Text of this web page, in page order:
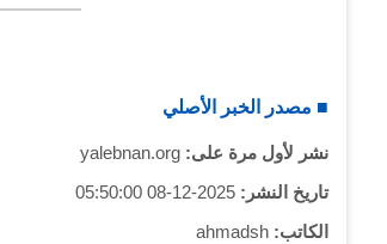
■ مصدر الخبر الأصلي
نشر لأول مرة على: yalebnan.org
تاريخ النشر: 2025-12-08 05:50:00
الكاتب: ahmadsh